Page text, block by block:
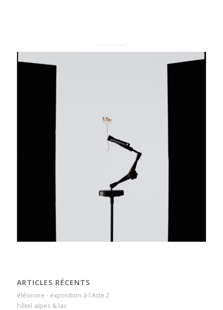
ARTICLES RÉCENTS
éléonore - exposition à l'Acte 2
hôtel alpes & lac